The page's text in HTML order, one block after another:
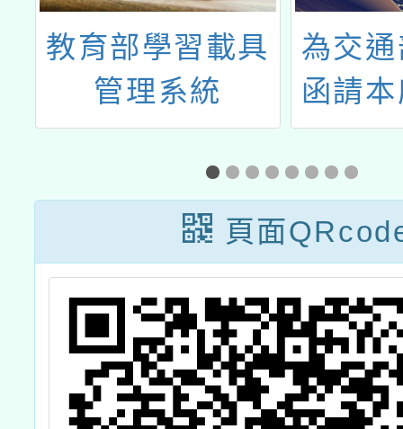
教育部學習載具
管理系統
（MOEMDM）
教育訓練實體課
為交
函請
鐵沿
人機
頁面